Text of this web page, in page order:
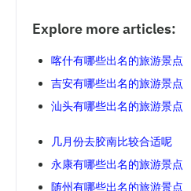
Explore more articles:
喀什有哪些出名的旅游景点
吉安有哪些出名的旅游景点
汕头有哪些出名的旅游景点
几月份去胶南比较合适呢
永康有哪些出名的旅游景点
随州有哪些出名的旅游景点